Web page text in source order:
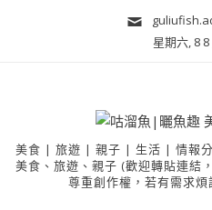
星期六, 8
美食 | 旅遊 | 親子 | 生活 | 情報
美食、旅遊、親子 (歡迎轉貼連結
尊重創作權，若有需求